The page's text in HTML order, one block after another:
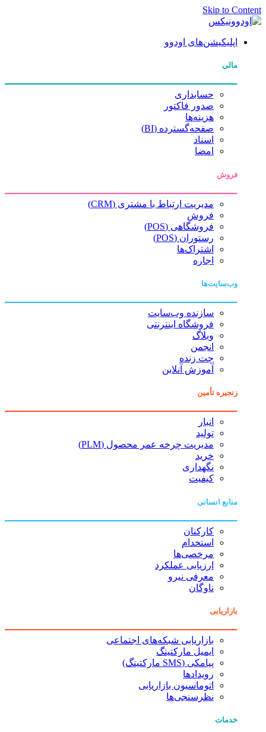
Skip to Content
اپلیکیشن‌های اودوو
مالی
حسابداری
صدور فاکتور
هزینه‌ها
صفحه‌گسترده (BI)
اسناد
امضا
فروش
مدیریت ارتباط با مشتری (CRM)
فروش
فروشگاهی (POS)
رستوران (POS)
اشتراک‌ها
اجاره
وب‌سایت‌ها
سازنده وب‌سایت
فروشگاه اینترنتی
وبلاگ
انجمن
چت زنده
آموزش آنلاین
زنجیره تأمین
انبار
تولید
مدیریت چرخه عمر محصول (PLM)
خرید
نگهداری
کیفیت
منابع انسانی
کارکنان
استخدام
مرخصی‌ها
ارزیابی عملکرد
معرفی نیرو
ناوگان
بازاریابی
بازاریابی شبکه‌های اجتماعی
ایمیل مارکتینگ
پیامکی (SMS مارکتینگ)
رویدادها
اتوماسیون بازاریابی
نظرسنجی‌ها
خدمات